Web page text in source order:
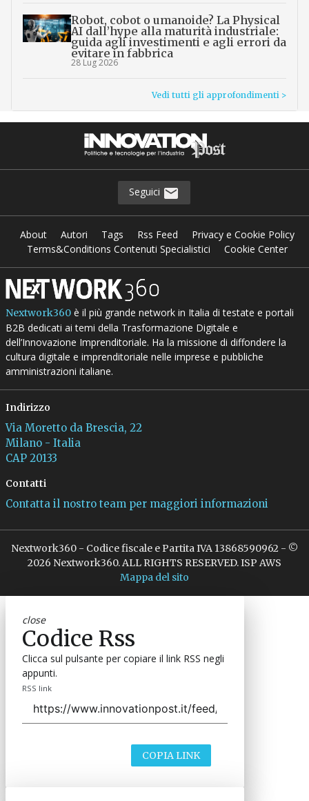
Robot, cobot o umanoide? La Physical
AI dall’hype alla maturità industriale:
guida agli investimenti e agli errori da
evitare in fabbrica
28 Lug 2026
Vedi tutti gli approfondimenti >
Seguici
About Autori Tags Rss Feed
Privacy e Cookie Policy
Terms&Conditions Contenuti Specialistici
Cookie Center
Nextwork360è il più grande network in Italia di testate e portali
B2B dedicati ai temi della Trasformazione Digitale e
dell’Innovazione Imprenditoriale. Ha la missione di diffondere la
cultura digitale e imprenditoriale nelle imprese e pubbliche
amministrazioni italiane.
Indirizzo
Via Moretto da Brescia, 22
Milano - Italia
CAP 20133
Contatti
Contatta il nostro team per maggiori informazioni
Nextwork360 - Codice fiscale e Partita IVA 13868590962 - ©
2026 Nextwork360. ALL RIGHTS RESERVED. ISP AWS
Mappa del sito
close
Codice Rss
Clicca sul pulsante per copiare il link RSS negli
appunti.
RSS link
COPIA LINK